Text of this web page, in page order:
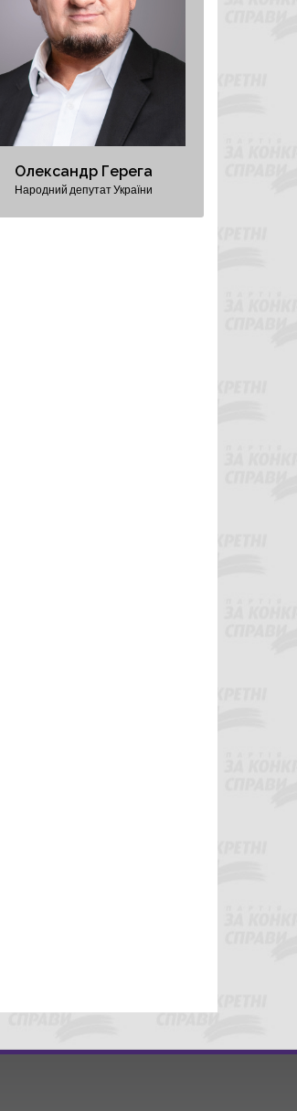
Олександр Герега
Народний депутат України
Президент Федерації важкої
атлетики України
Перший віцепрезидент
Федерації волейболу України
Персональний сайт